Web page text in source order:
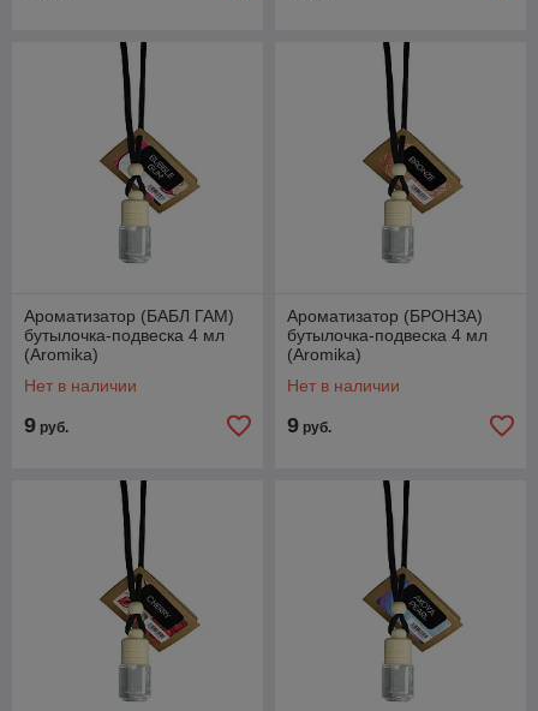
Ароматизатор (БАБЛ ГАМ)
бутылочка-подвеска 4 мл
(Aromika)
Нет в наличии
9 руб.
Ароматизатор (БРОНЗА)
бутылочка-подвеска 4 мл
(Aromika)
Нет в наличии
9 руб.